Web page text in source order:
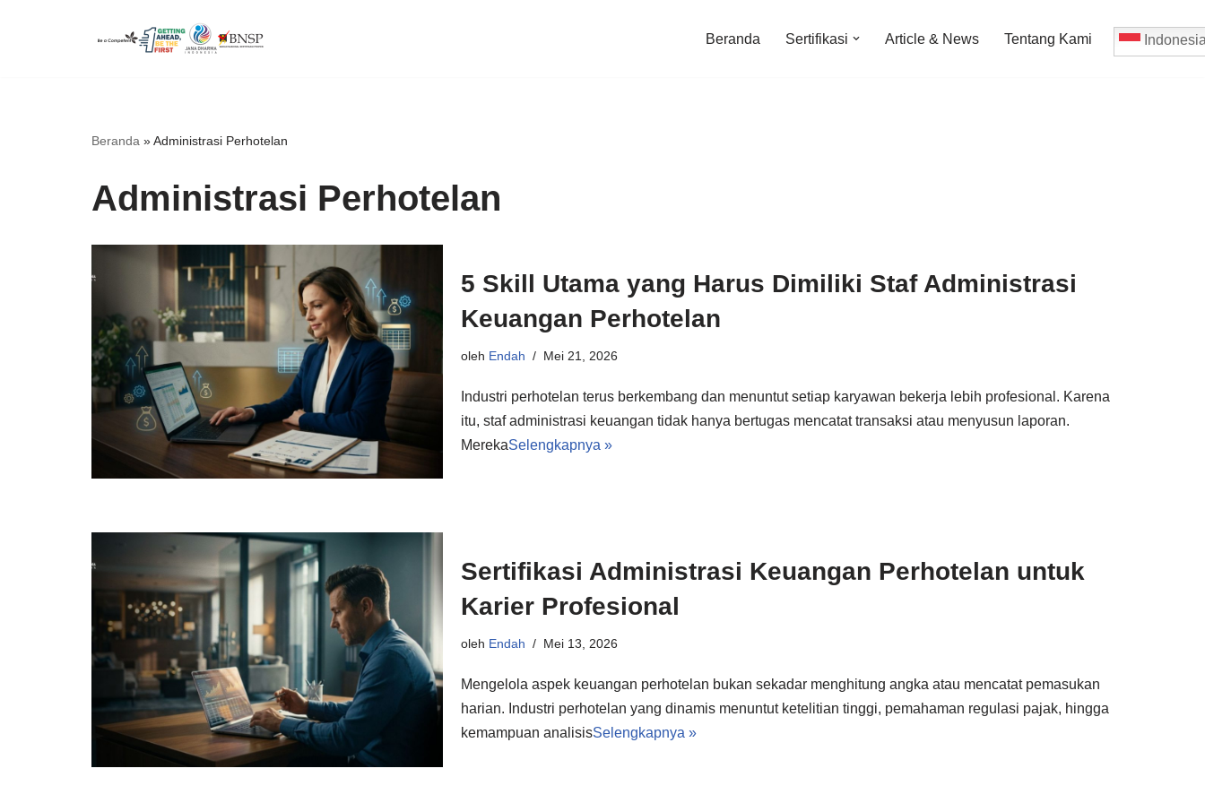
Beranda Sertifikasi Article & News Tentang Kami
Beranda »Administrasi Perhotelan
Administrasi Perhotelan
5 Skill Utama yang Harus Dimiliki Staf Administrasi
Keuangan Perhotelan
oleh Endah Mei 21, 2026
Industri perhotelan terus berkembang dan menuntut setiap karyawan bekerja lebih profesional. Karena
itu, staf administrasi keuangan tidak hanya bertugas mencatat transaksi atau menyusun laporan.
MerekaSelengkapnya »
Sertifikasi Administrasi Keuangan Perhotelan untuk
Karier Profesional
oleh Endah Mei 13, 2026
Mengelola aspek keuangan perhotelan bukan sekadar menghitung angka atau mencatat pemasukan
harian. Industri perhotelan yang dinamis menuntut ketelitian tinggi, pemahaman regulasi pajak, hingga
kemampuan analisisSelengkapnya »